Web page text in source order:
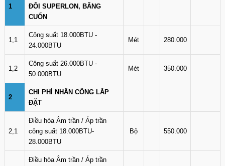
1
ĐÔI SUPERLON, BĂNG
CUỐN
1,1
Công suất 18.000BTU -
24.000BTU
Mét 280.000
1,2
Công suất 26.000BTU -
50.000BTU
Mét 350.000
2
CHI PHÍ NHÂN CÔNG LẮP
ĐẶT
2,1
Điều hòa Âm trần / Áp trần
công suất 18.000BTU-
28.000BTU
Bộ 550.000
Điều hòa Âm trần / Áp trần